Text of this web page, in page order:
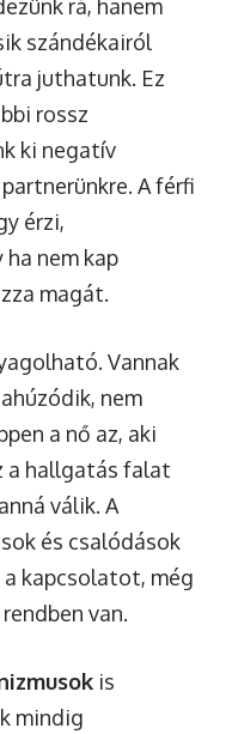
rá, hanem
szándékairól
juthatunk. Ez
rossz
ki negatív
A férfi
érzi,
nem kap
magát.
Vannak
nem
a nő az, aki
a hallgatás falat
válik. A
és csalódások
kapcsolatot, még
van.
is
mindig